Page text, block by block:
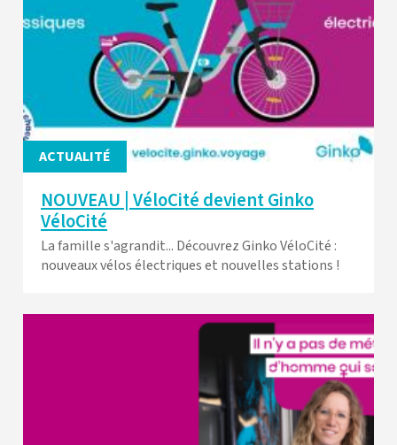
ACTUALITÉ
NOUVEAU | VéloCité devient Ginko
VéloCité
La famille s'agrandit... Découvrez Ginko VéloCité :
nouveaux vélos électriques et nouvelles stations !